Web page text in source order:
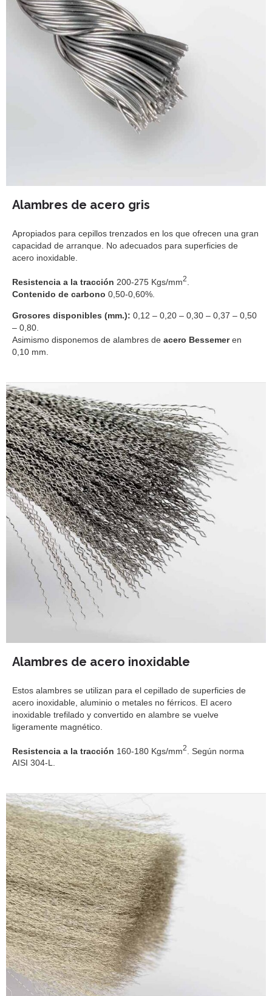
Alambres de acero gris
Apropiados para cepillos trenzados en los que ofrecen una gran
capacidad de arranque. No adecuados para superficies de
acero inoxidable.
Resistencia a la tracción 200-275 Kgs/mm2
Contenido de carbono 0,50-0,60%.
Grosores disponibles (mm.): 0,12 – 0,20 – 0,30 – 0,37 – 0,50
– 0,80.
Asimismo disponemos de alambres de acero Bessemeren
0,10 mm.
Alambres de acero inoxidable
Estos alambres se utilizan para el cepillado de superficies de
acero inoxidable, aluminio o metales no férricos. El acero
inoxidable trefilado y convertido en alambre se vuelve
ligeramente magnético.
Resistencia a la tracción 160-180 Kgs/mm2
. Según norma
AISI 304-L.